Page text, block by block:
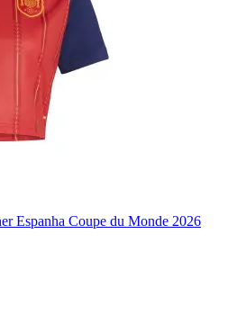
Espanha Coupe du Monde 2026